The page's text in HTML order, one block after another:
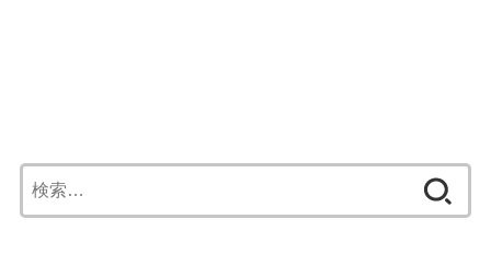
索: